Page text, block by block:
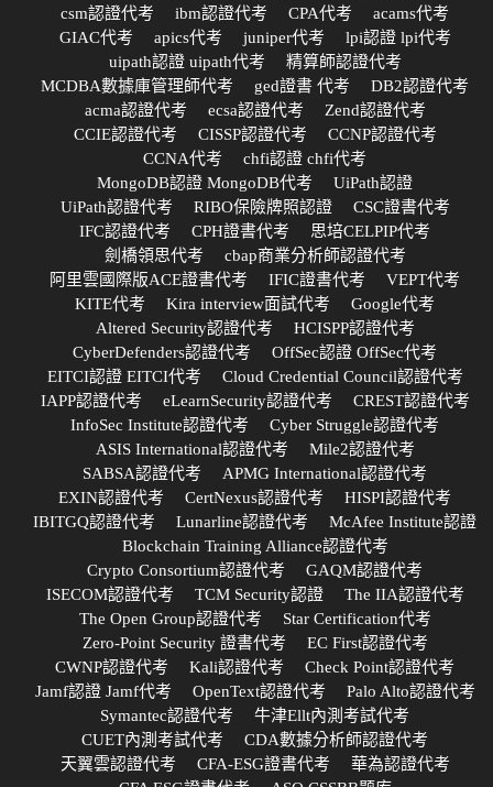
csm認證代考
ibm認證代考 CPA代考
acams代考
GIAC代考
apics代考 juniper代考
lpi認證 lpi代考
uipath認證 uipath代考
精算師認證代考
MCDBA數據庫管理師代考
ged證書 代考
DB2認證代考
acma認證代考
ecsa認證代考
Zend認證代考
CCIE認證代考
CISSP認證代考
CCNP認證代考
CCNA代考
chfi認證 chfi代考
MongoDB認證 MongoDB代考
UiPath認證
UiPath認證代考
RIBO保險牌照認證
CSC證書代考
IFC認證代考
CPH證書代考
思培CELPIP代考
劍橋領思代考
cbap商業分析師認證代考
阿里雲國際版ACE證書代考
IFIC證書代考
VEPT代考
KITE代考
Kira interview面試代考
Google代考
Altered Security認證代考
HCISPP認證代考
CyberDefenders認證代考
OffSec認證 OffSec代考
EITCI認證 EITCI代考
Cloud Credential Council認證代考
IAPP認證代考
eLearnSecurity認證代考
CREST認證代考
InfoSec Institute認證代考
Cyber Struggle認證代考
ASIS International認證代考
Mile2認證代考
SABSA認證代考
APMG International認證代考
EXIN認證代考
CertNexus認證代考
HISPI認證代考
IBITGQ認證代考
Lunarline認證代考
McAfee Institute認證
Blockchain Training Alliance認證代考
Crypto Consortium認證代考
GAQM認證代考
ISECOM認證代考
TCM Security認證
The IIA認證代考
The Open Group認證代考
Star Certification代考
Zero-Point Security 證書代考
EC First認證代考
CWNP認證代考
Kali認證代考
Check Point認證代考
Jamf認證 Jamf代考
OpenText認證代考
Palo Alto認證代考
Symantec認證代考
牛津Ellt內測考試代考
CUET內測考試代考
CDA數據分析師認證代考
天翼雲認證代考
CFA-ESG證書代考
華為認證代考